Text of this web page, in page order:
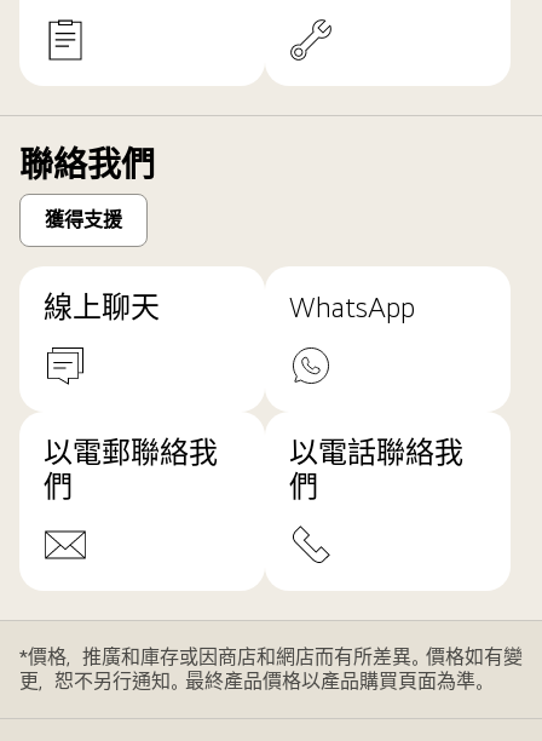
聯絡我們
獲得支援
線上聊天 WhatsApp
以電郵聯絡我
們
以電話聯絡我
們
*價格，推廣和庫存或因商店和網店而有所差異。價格如有變
更，恕不另行通知。最終產品價格以產品購買頁面為準。